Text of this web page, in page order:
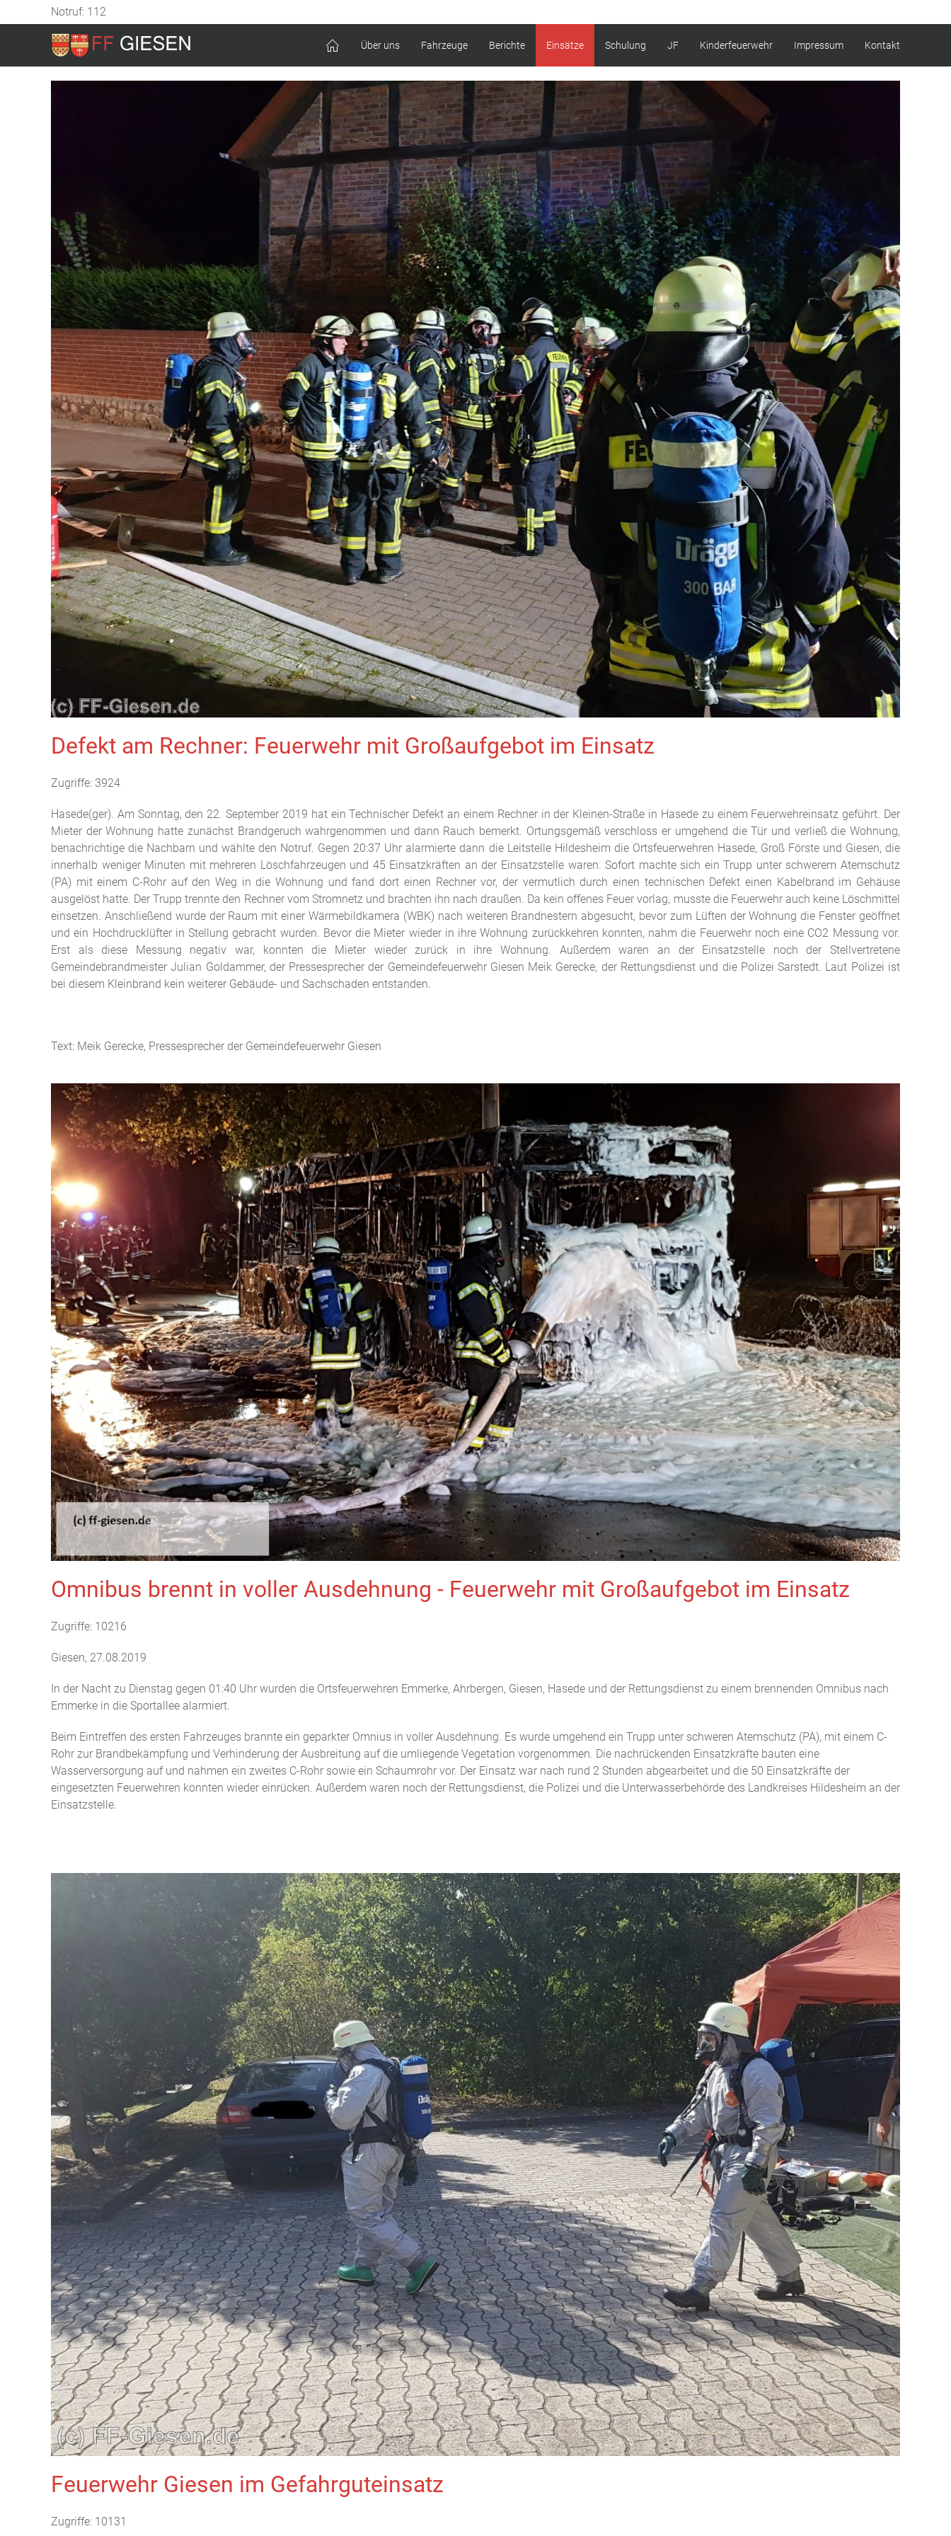
Notruf: 112
Über uns Fahrzeuge Berichte Einsätze Schulung JF Kinderfeuerwehr Impressum Kontakt
Defekt am Rechner: Feuerwehr mit Großaufgebot im Einsatz
Zugriffe: 3924
Hasede(ger). Am Sonntag, den 22. September 2019 hat ein Technischer Defekt an einem Rechner in der Kleinen-Straße in Hasede zu einem Feuerwehreinsatz geführt. Der
Mieter der Wohnung hatte zunächst Brandgeruch wahrgenommen und dann Rauch bemerkt. Ortungsgemäß verschloss er umgehend die Tür und verließ die Wohnung,
benachrichtige die Nachbarn und wählte den Notruf. Gegen 20:37 Uhr alarmierte dann die Leitstelle Hildesheim die Ortsfeuerwehren Hasede, Groß Förste und Giesen, die
innerhalb weniger Minuten mit mehreren Löschfahrzeugen und 45 Einsatzkräften an der Einsatzstelle waren. Sofort machte sich ein Trupp unter schwerem Atemschutz
(PA) mit einem C-Rohr auf den Weg in die Wohnung und fand dort einen Rechner vor, der vermutlich durch einen technischen Defekt einen Kabelbrand im Gehäuse
ausgelöst hatte. Der Trupp trennte den Rechner vom Stromnetz und brachten ihn nach draußen. Da kein offenes Feuer vorlag, musste die Feuerwehr auch keine Löschmittel
einsetzen. Anschließend wurde der Raum mit einer Wärmebildkamera (WBK) nach weiteren Brandnestern abgesucht, bevor zum Lüften der Wohnung die Fenster geöffnet
und ein Hochdrucklüfter in Stellung gebracht wurden. Bevor die Mieter wieder in ihre Wohnung zurückkehren konnten, nahm die Feuerwehr noch eine CO2 Messung vor.
Erst als diese Messung negativ war, konnten die Mieter wieder zurück in ihre Wohnung. Außerdem waren an der Einsatzstelle noch der Stellvertretene
Gemeindebrandmeister Julian Goldammer, der Pressesprecher der Gemeindefeuerwehr Giesen Meik Gerecke, der Rettungsdienst und die Polizei Sarstedt. Laut Polizei ist
bei diesem Kleinbrand kein weiterer Gebäude- und Sachschaden entstanden.
Text: Meik Gerecke, Pressesprecher der Gemeindefeuerwehr Giesen
Omnibus brennt in voller Ausdehnung - Feuerwehr mit Großaufgebot im Einsatz
Zugriffe: 10216
Giesen, 27.08.2019
In der Nacht zu Dienstag gegen 01:40 Uhr wurden die Ortsfeuerwehren Emmerke, Ahrbergen, Giesen, Hasede und der Rettungsdienst zu einem brennenden Omnibus nach
Emmerke in die Sportallee alarmiert.
Beim Eintreffen des ersten Fahrzeuges brannte ein geparkter Omnius in voller Ausdehnung. Es wurde umgehend ein Trupp unter schweren Atemschutz (PA), mit einem C-
Rohr zur Brandbekämpfung und Verhinderung der Ausbreitung auf die umliegende Vegetation vorgenommen. Die nachrückenden Einsatzkräfte bauten eine
Wasserversorgung auf und nahmen ein zweites C-Rohr sowie ein Schaumrohr vor. Der Einsatz war nach rund 2 Stunden abgearbeitet und die 50 Einsatzkräfte der
eingesetzten Feuerwehren konnten wieder einrücken. Außerdem waren noch der Rettungsdienst, die Polizei und die Unterwasserbehörde des Landkreises Hildesheim an der
Einsatzstelle.
Feuerwehr Giesen im Gefahrguteinsatz
Zugriffe: 10131